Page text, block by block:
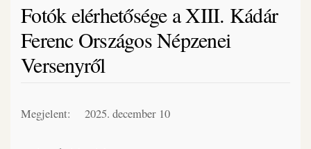
Fotók elérhetősége a XIII. Kádár
Ferenc Országos Népzenei
Versenyről
Megjelent: 2025. december 10